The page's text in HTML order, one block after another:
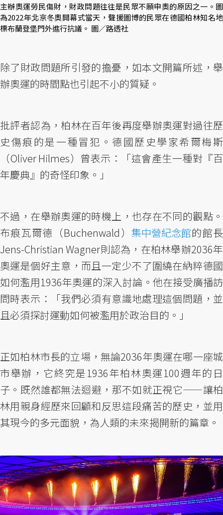
主辦奧運勞民傷財，財政問題往往是民眾不願申奧的原因之一。圖
為2022年北京冬奧開幕式當天，聲援圖博的民眾在德國柏林知名地
標布蘭登堡門外進行抗議。 圖／路透社
除了財政問題所引發的擔憂，如本文開篇所述，舉
辦奧運的時間點也引起不小的質疑。
批評者認為，柏林在百年後再度舉辦奧運對過往歷
史傷痕的是一種冒犯。德國歷史學家希爾梅斯
（Oliver Hilmes）曾表示：「這會產生一種對『百
年慶典』的奇怪印象。」
不過，在舉辦奧運的時機上，也存在不同的觀點。
布痕瓦爾德（Buchenwald） 集中營紀念館的館長
Jens-Christian Wagner則認為，在柏林舉辦2036年
奧運是個好主意，而且一定少不了圍繞在納粹德國
如何濫用1936年奧運的深入討論。他在接受廣播訪
問時表示：「我們必須有意識地處理這個問題，並
且必須探討運動如何被濫用於政治目的。」
正如柏林市長的立場，無論2036年奧運在哪一座城
市舉辦，它終究是1936年柏林奧運100週年的日
子。既然誰都無法迴避，那不如就正視它——讓柏
林用親身經歷來回顧和反思這段痛苦的歷史，並用
其現今的多元面貌，為人類的未來揭開新的篇章。